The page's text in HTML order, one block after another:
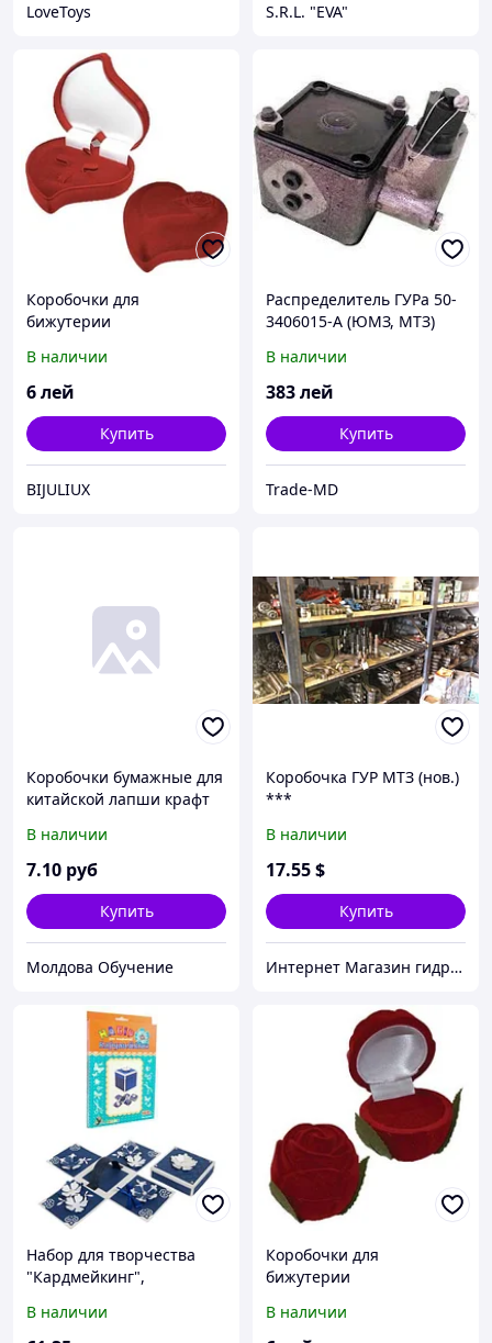
LoveToys S.R.L. "EVA"
Коробочки для
бижутерии
В наличии
6лей
Купить
BIJULIUX
Распределитель ГУРа 50-
3406015-А (ЮМЗ, МТЗ)
В наличии
383лей
Купить
Trade-MD
Коробочки бумажные для
китайской лапши крафт
В наличии
7.10 руб
Купить
Молдова Обучение
Коробочка ГУР МТЗ (нов.)
***
В наличии
17.55$
Купить
Интернет Магазин гидравлических узлов
Набор для творчества
"Кардмейкинг",
В наличии
Коробочки для
бижутерии
В наличии